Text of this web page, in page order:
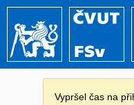
Vypršel čas na